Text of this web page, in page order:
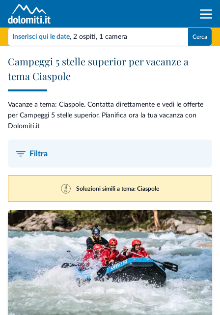
Inserisci qui le date, 2 ospiti, 1 camera Cerca
Campeggi 5 stelle superior per vacanze a
tema Ciaspole
Vacanze a tema: Ciaspole. Contatta direttamente e vedi le offerte
per Campeggi 5 stelle superior. Pianifica ora la tua vacanza con
Dolomiti.it
Filtra
Soluzioni simili a tema: Ciaspole